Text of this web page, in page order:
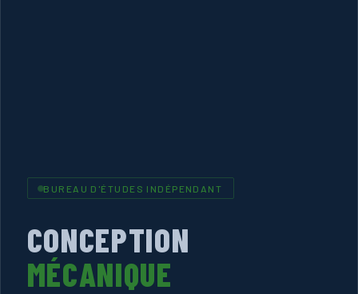
BUREAU D'ÉTUDES INDÉPENDANT
CONCEPTION
MÉCANIQUE